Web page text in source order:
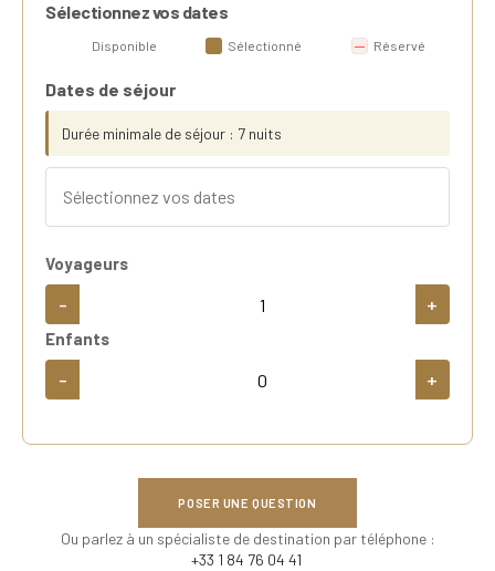
Sélectionnez vos dates
Disponible Sélectionné Réservé
Dates de séjour
Durée minimale de séjour : 7 nuits
Voyageurs
- +
Enfants
- +
POSER UNE QUESTION
Ou parlez à un spécialiste de destination par téléphone :
+33 1 84 76 04 41